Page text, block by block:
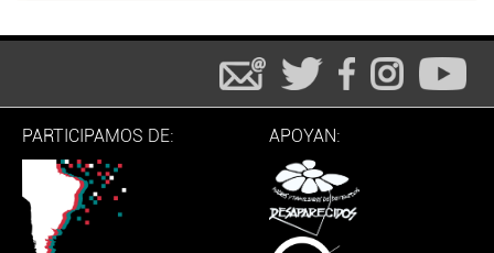
PARTICIPAMOS DE: APOYAN: